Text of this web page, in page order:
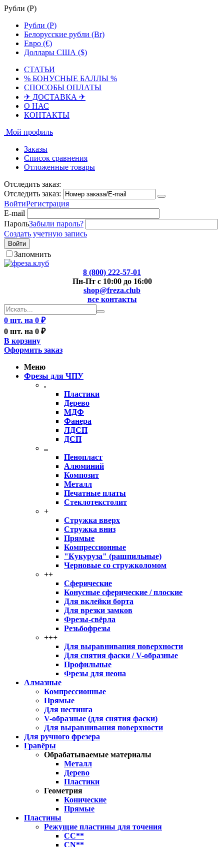
Рубли (Р)
Рубли (Р)
Белорусские рубли (Br)
Евро (€)
Доллары США ($)
СТАТЬИ
% БОНУСНЫЕ БАЛЛЫ %
СПОСОБЫ ОПЛАТЫ
✈ ДОСТАВКА ✈
О НАС
КОНТАКТЫ
Мой профиль
Заказы
Список сравнения
Отложенные товары
Отследить заказ:
Отследить заказ:
ВойтиРегистрация
E-mail
ПарольЗабыли пароль?
Создать учетную запись
Войти
Запомнить
8 (800) 222-57-01
Пн-Пт с 10:00 до 16:00
shop@freza.club
все контакты
0 шт. на 0 ₽
0 шт. на 0 ₽
В корзину
Оформить заказ
Меню
Фрезы для ЧПУ
.
Пластики
Дерево
МДФ
Фанера
ЛДСП
ДСП
..
Пенопласт
Алюминий
Композит
Металл
Печатные платы
Стеклотекстолит
+
Стружка вверх
Стружка вниз
Прямые
Компрессионные
"Кукуруза" (рашпильные)
Черновые со стружколомом
++
Сферические
Конусные сферические / плоские
Для вклейки борта
Для врезки замков
Фрезы-свёрла
Резьбофрезы
+++
Для выравнивания поверхности
Для снятия фаски / V-образные
Профильные
Фрезы для неона
Алмазные
Компрессионные
Прямые
Для нестинга
V-образные (для снятия фаски)
Для выравнивания поверхности
Для ручного фрезера
Гравёры
Обрабатываемые материалы
Металл
Дерево
Пластики
Геометрия
Конические
Прямые
Пластины
Режущие пластины для точения
CC**
CN**